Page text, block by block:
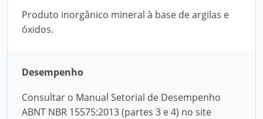
Produto inorgânico mineral à base de argilas e
óxidos.
Desempenho
Consultar o Manual Setorial de Desempenho
ABNT NBR 15575:2013 (partes 3 e 4) no site